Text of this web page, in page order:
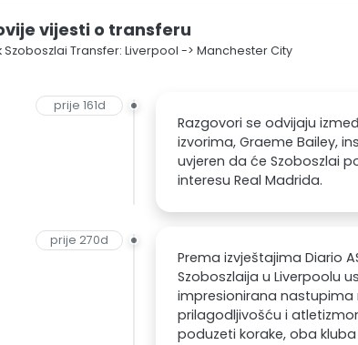
vijesti o transferu
Szoboszlai Transfer: Liverpool -> Manchester City
prije 161d
Razgovori se odvijaju
izvorima, Graeme Bailey,
uvjeren da će Szoboszlai
interesu Real Madrida.
prije 270d
Prema izvještajima Diario
Szoboszlaija u Liverpoolu
impresionirana
prilagodljivošću i
poduzeti korake, oba